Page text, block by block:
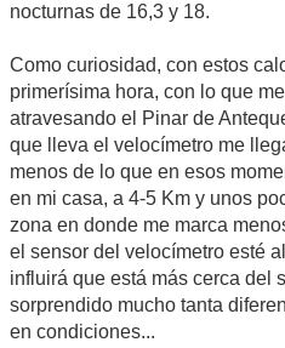
nocturnas de 16,3 y 18.
Como curiosidad, con estos
primerísima hora, con lo que
atravesando el Pinar de
que lleva el velocímetro me
menos de lo que en esos
en mi casa, a 4-5 Km y unos
zona en donde me marca
el sensor del velocímetro esté
influirá que está más cerca del
sorprendido mucho tanta
en condiciones...